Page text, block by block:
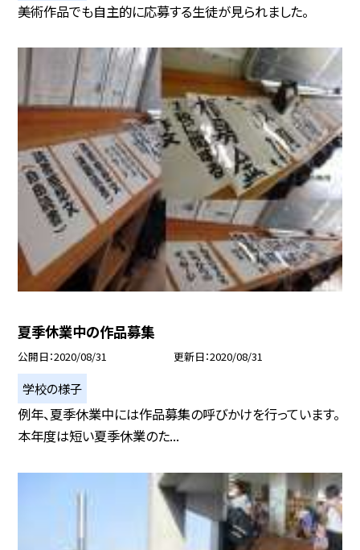
美術作品でも自主的に応募する生徒が見られました。
夏季休業中の作品募集
公開日 2020/08/31 更新日 2020/08/31
学校の様子
例年、夏季休業中には作品募集の呼びかけを行っています。
本年度は短い夏季休業のた...